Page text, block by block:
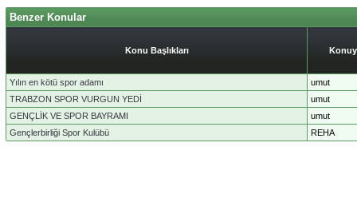
Benzer Konular
Konu Başlıkları
Yılın en kötü spor adamı
umut
TRABZON SPOR VURGUN YEDİ
umut
GENÇLİK VE SPOR BAYRAMI
umut
Gençlerbirliği Spor Kulübü
REHA